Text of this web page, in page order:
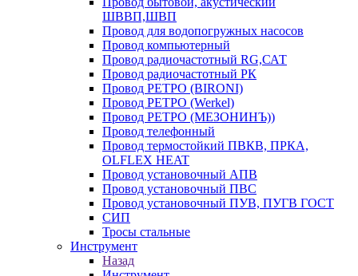
ШВВП,ШВП
Провод для водопогружных насосов
Провод компьютерный
Провод радиочастотный RG,САТ
Провод радиочастотный РК
Провод РЕТРО (BIRONI)
Провод РЕТРО (Werkel)
Провод РЕТРО (МЕЗОНИНЪ))
Провод телефонный
Провод термостойкий ПВКВ, ПРКА,
OLFLEX HEAT
Провод установочный АПВ
Провод установочный ПВС
Провод установочный ПУВ, ПУГВ ГОСТ
СИП
Тросы стальные
Инструмент
Назад